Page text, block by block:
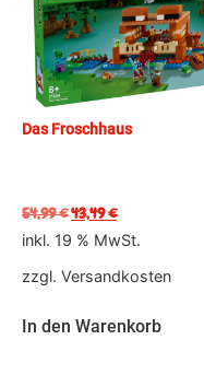
Das Froschhaus
54,99€43,49€
inkl. 19 % MwSt.
zzgl. Versandkosten
In den Warenkorb